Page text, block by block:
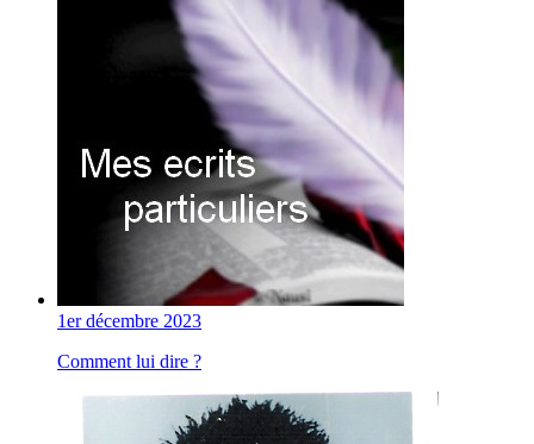
1er décembre 2023
Comment lui dire ?